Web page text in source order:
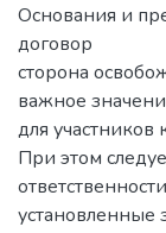
Основания и
договор
сторона
важное
для участников
При этом
установленные